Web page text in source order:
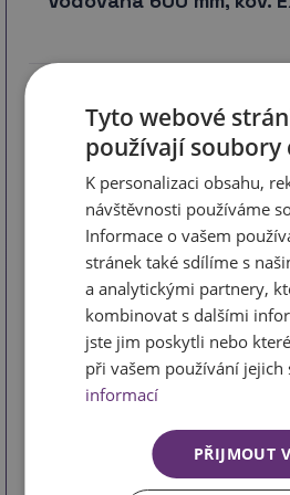
Tyto webové
používají soubory
K personalizaci obsahu,
návštěvnosti používáme
Informace o vašem
stránek také sdílíme s
a analytickými partnery,
kombinovat s dalšími
jste jim poskytli nebo
při vašem používání
informací
PŘIJMOUT